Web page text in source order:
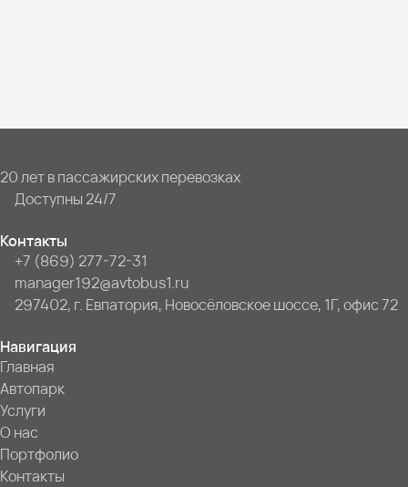
20 лет в пассажирских перевозках
Доступны 24/7
Контакты
+7 (869) 277-72-31
manager192@avtobus1.ru
297402, г. Евпатория, Новосёловское шоссе, 1Г, офис 72
Навигация
Главная
Автопарк
Услуги
О нас
Портфолио
Контакты